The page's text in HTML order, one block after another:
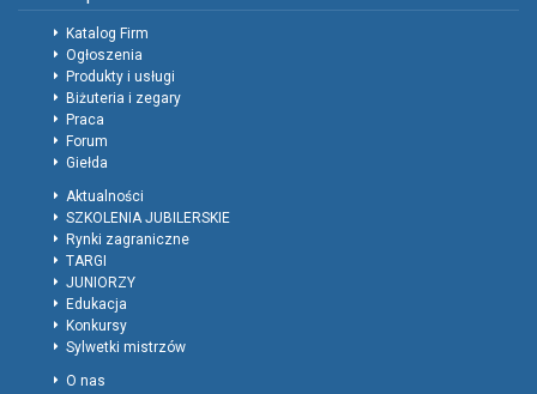
Katalog Firm
Ogłoszenia
Produkty i usługi
Biżuteria i zegary
Praca
Forum
Giełda
Aktualności
SZKOLENIA JUBILERSKIE
Rynki zagraniczne
TARGI
JUNIORZY
Edukacja
Konkursy
Sylwetki mistrzów
O nas